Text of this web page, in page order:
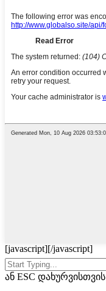
[javascript][/javascript]
ან ESC დახურვისთვის